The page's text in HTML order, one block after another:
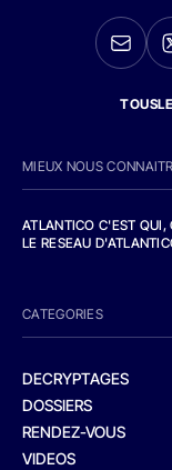
MIEUX NOUS
ATLANTICO C'EST QUI,
LE RESEAU
CATEGORIES
DECRYPTAGES
DOSSIERS
RENDEZ-VOUS
VIDEOS